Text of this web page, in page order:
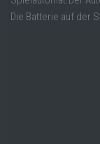
Die Batterie auf der